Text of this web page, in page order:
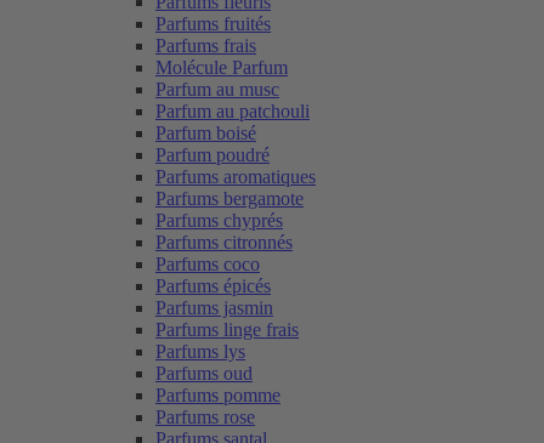
Parfums fruités
Parfums frais
Molécule Parfum
Parfum au musc
Parfum au patchouli
Parfum boisé
Parfum poudré
Parfums aromatiques
Parfums bergamote
Parfums chyprés
Parfums citronnés
Parfums coco
Parfums épicés
Parfums jasmin
Parfums linge frais
Parfums lys
Parfums oud
Parfums pomme
Parfums rose
Parfums santal